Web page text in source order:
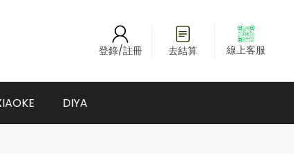
登錄/註冊 去結算 線上客服
DIYA